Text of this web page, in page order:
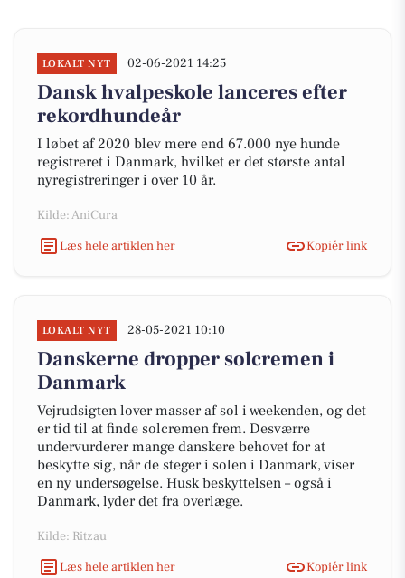
LOKALT NYT 02-06-2021 14:25
Dansk hvalpeskole lanceres efter
rekordhundeår
I løbet af 2020 blev mere end 67.000 nye hunde
registreret i Danmark, hvilket er det største antal
nyregistreringer i over 10 år.
Kilde: AniCura
Læs hele artiklen her
Kopiér link
LOKALT NYT 28-05-2021 10:10
Danskerne dropper solcremen i
Danmark
Vejrudsigten lover masser af sol i weekenden, og det
er tid til at finde solcremen frem. Desværre
undervurderer mange danskere behovet for at
beskytte sig, når de steger i solen i Danmark, viser
en ny undersøgelse. Husk beskyttelsen – også i
Danmark, lyder det fra overlæge.
Kilde: Ritzau
Læs hele artiklen her
Kopiér link